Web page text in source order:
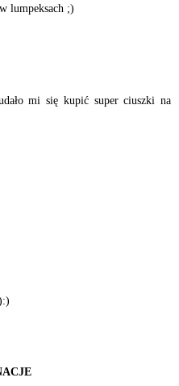
lumpeksach ;)
mi się kupić super ciuszki na